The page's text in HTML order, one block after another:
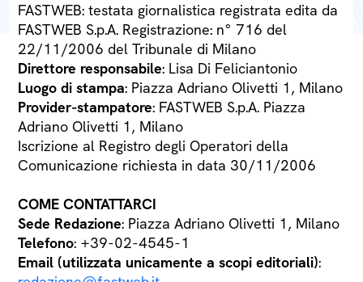
FASTWEB: testata giornalistica registrata edita da
FASTWEB S.p.A. Registrazione: n° 716 del
22/11/2006 del Tribunale di Milano
Direttore responsabile: Lisa Di Feliciantonio
Luogo di stampa: Piazza Adriano Olivetti 1, Milano
Provider-stampatore: FASTWEB S.p.A. Piazza
Adriano Olivetti 1, Milano
Iscrizione al Registro degli Operatori della
Comunicazione richiesta in data 30/11/2006
COME CONTATTARCI
Sede Redazione: Piazza Adriano Olivetti 1, Milano
Telefono: +39-02-4545-1
Email (utilizzata unicamente a scopi editoriali):